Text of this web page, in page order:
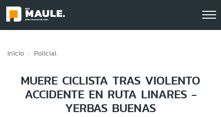
Inicio Policial
MUERE CICLISTA TRAS VIOLENTO
ACCIDENTE EN RUTA LINARES -
YERBAS BUENAS